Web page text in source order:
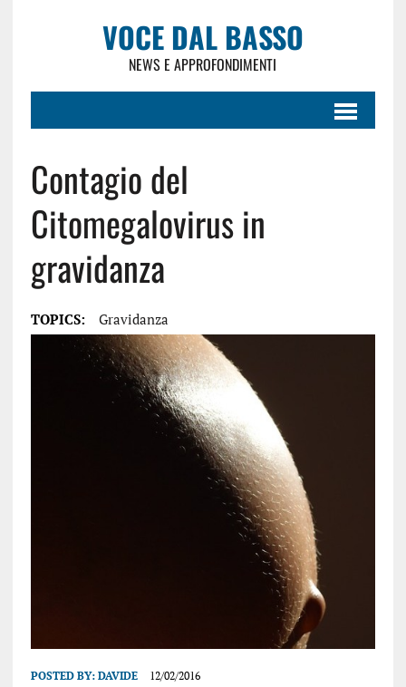
VOCE DAL BASSO
NEWS E APPROFONDIMENTI
Contagio del
Citomegalovirus in
gravidanza
TOPICS: Gravidanza
POSTED BY: DAVIDE 12/02/2016